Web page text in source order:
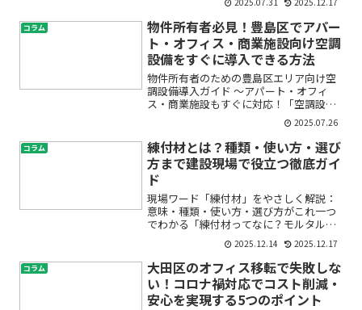
「補助金や助成金のことを聞いたことは
あるけど、どんな制度があるのか分から
ない…」そんなお悩みをお...
コラム
物件所有者必見！豊島区でアパー
ト・オフィス・商業施設向け空調
設備をすぐに導入できる方法
物件所有者のための豊島区エリア向け空
調設備導入ガイド 〜アパート・オフィ
ス・商業施設もすぐに対応！「空調設備
を入れたいけれど、どこに相談すればい
い？」「急ぎで導入が必要だけど、業者
選びに失敗したくない」「豊島区の物件
に最適な空調設備が分から...
2025.07.26
コラム
練付材とは？種類・使い方・選び
方まで建設現場で役立つ徹底ガイ
ド
現場ワード「練付材」をやさしく解説：
意味・種類・使い方・選び方がこれ一つ
でわかる「練付材ってなに？モルタルや
ボンドと何が違うの？」──内装の世界
に入りたての方や、他職種との打ち合わ
せで耳にして調べている方へ。この記事
では、建設内装現場で日常...
2025.12.14 2025.12.17
コラム
大田区のオフィス移転で失敗しな
い！コロナ禍対応でコスト削減・
安心を実現する5つのポイント